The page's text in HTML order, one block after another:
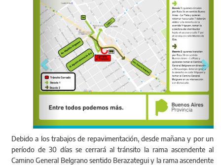
Debido a los trabajos de repavimentación, desde mañana y por un
período de 30 días se cerrará al tránsito la rama ascendente al
Camino General Belgrano sentido Berazategui y la rama ascendente